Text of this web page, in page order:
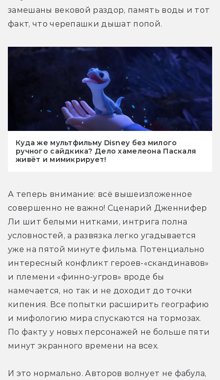
замешаны вековой раздор, память воды и тот
факт, что черепашки дышат попой.
Куда же мультфильму Disney без милого
ручного сайдкика? Дело хамелеона Паскаля
живёт и мимикрирует!
А теперь внимание: всё вышеизложенное
совершенно не важно! Сценарий Дженнифер
Ли шит белыми нитками, интрига полна
условностей, а развязка легко угадывается
уже на пятой минуте фильма. Потенциально
интересный конфликт героев-«скандинавов»
и племени «финно-угров» вроде бы
намечается, но так и не доходит до точки
кипения. Все попытки расширить географию
и мифологию мира спускаются на тормозах.
По факту у новых персонажей не больше пяти
минут экранного времени на всех.
И это нормально. Авторов волнует не фабула,